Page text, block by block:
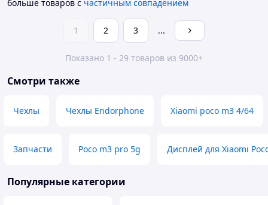
больше товаров с частичным совпадением
1 2 3 ...
Показано 1 - 29 товаров из 9000+
Смотри также
Чехлы Чехлы Endorphone Xiaomi poco m3 4/64
Запчаcти Poco m3 pro 5g Дисплей для Xiaomi
Популярные категории